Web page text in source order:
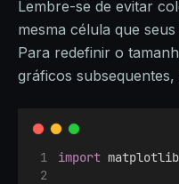
Lembre-se de evitar
mesma célula que
Para redefinir o
gráficos subsequentes,
import